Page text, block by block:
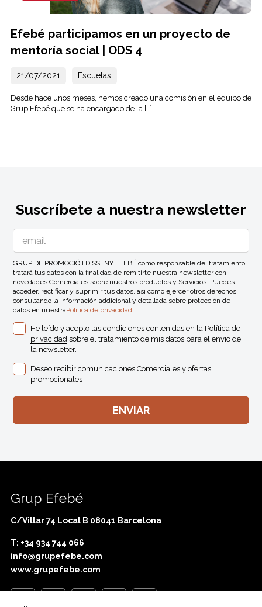
Efebé participamos en un proyecto de
mentoría social | ODS 4
21/07/2021 Escuelas
Desde hace unos meses, hemos creado una comisión en el equipo de
Grup Efebé que se ha encargado de la […]
Suscríbete a nuestra newsletter
GRUP DE PROMOCIÓ I DISSENY EFEBÉ como responsable del tratamiento
tratará tus datos con la finalidad de remitirte nuestra newsletter con
novedades Comerciales sobre nuestros productos y Servicios. Puedes
acceder, rectificar y suprimir tus datos, así como ejercer otros derechos
consultando la información addicional y detallada sobre protección de
datos en nuestraPolítica de privacidad
He leído y acepto las condiciones contenidas en la Política de
privacidad sobre el tratamiento de mis datos para el envio de
la newsletter.
Deseo recibir comunicaciones Comerciales y ofertas
promocionales
Grup Efebé
C/Villar 74 Local B 08041 Barcelona
T: +34 934 744 066
info@grupefebe.com
www.grupefebe.com